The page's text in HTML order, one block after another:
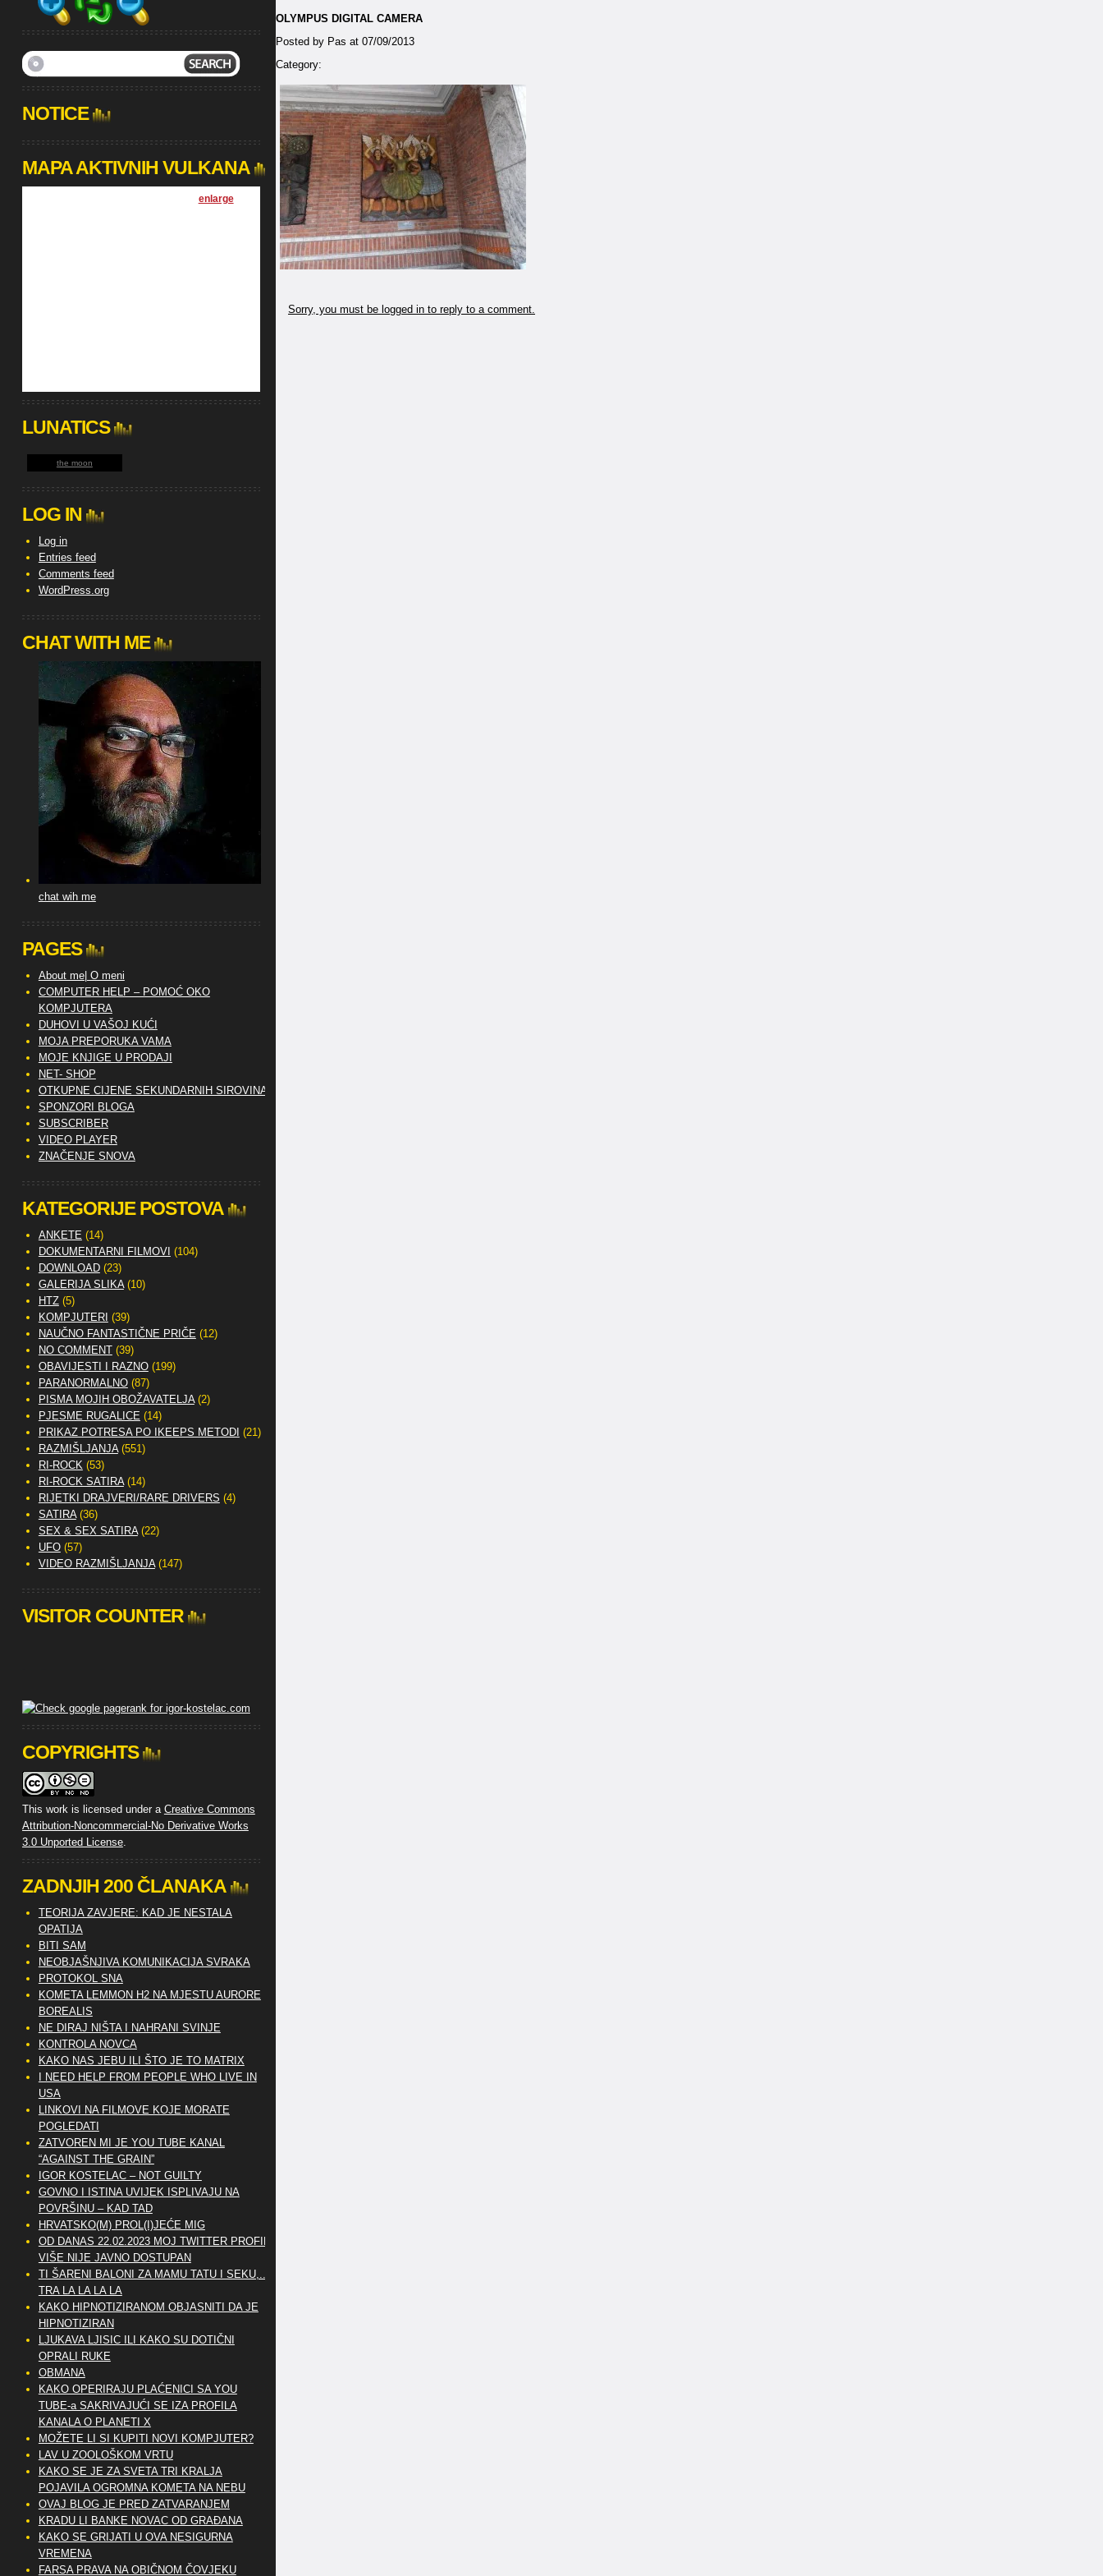
OLYMPUS DIGITAL CAMERA
Posted by Pas at 07/09/2013
Category:
Sorry, you must be logged in to reply to a comment.
NOTICE
MAPA AKTIVNIH VULKANA
enlarge]
LUNATICS
the moon
LOG IN
Log in
Entries feed
Comments feed
WordPress.org
CHAT WITH ME
chat wih me
PAGES
About me| O meni
COMPUTER HELP – POMOĆ OKO
KOMPJUTERA
DUHOVI U VAŠOJ KUĆI
MOJA PREPORUKA VAMA
MOJE KNJIGE U PRODAJI
NET- SHOP
OTKUPNE CIJENE SEKUNDARNIH SIROVINA
SPONZORI BLOGA
SUBSCRIBER
VIDEO PLAYER
ZNAČENJE SNOVA
KATEGORIJE POSTOVA
ANKETE (14)
DOKUMENTARNI FILMOVI (104)
DOWNLOAD(23)
GALERIJA SLIKA(10)
HTZ(5)
KOMPJUTERI (39)
NAUČNO FANTASTIČNE PRIČE (12)
NO COMMENT(39)
OBAVIJESTI I RAZNO(199)
PARANORMALNO(87)
PISMA MOJIH OBOŽAVATELJA(2)
PJESME RUGALICE (14)
PRIKAZ POTRESA PO IKEEPS METODI (21)
RAZMIŠLJANJA(551)
RI-ROCK(53)
RI-ROCK SATIRA(14)
RIJETKI DRAJVERI/RARE DRIVERS (4)
SATIRA(36)
SEX & SEX SATIRA(22)
UFO(57)
VIDEO RAZMIŠLJANJA(147)
VISITOR COUNTER
COPYRIGHTS
This work is licensed under a Creative Commons
Attribution-Noncommercial-No Derivative Works
3.0 Unported License.
ZADNJIH 200 ČLANAKA
TEORIJA ZAVJERE: KAD JE NESTALA
OPATIJA
BITI SAM
NEOBJAŠNJIVA KOMUNIKACIJA SVRAKA
PROTOKOL SNA
KOMETA LEMMON H2 NA MJESTU AURORE
BOREALIS
NE DIRAJ NIŠTA I NAHRANI SVINJE
KONTROLA NOVCA
KAKO NAS JEBU ILI ŠTO JE TO MATRIX
I NEED HELP FROM PEOPLE WHO LIVE IN
USA
LINKOVI NA FILMOVE KOJE MORATE
POGLEDATI
ZATVOREN MI JE YOU TUBE KANAL
“AGAINST THE GRAIN”
IGOR KOSTELAC – NOT GUILTY
GOVNO I ISTINA UVIJEK ISPLIVAJU NA
POVRŠINU – KAD TAD
HRVATSKO(M) PROL(I)JEĆE MIG
OD DANAS 22.02.2023 MOJ TWITTER PROFIL
VIŠE NIJE JAVNO DOSTUPAN
TI ŠARENI BALONI ZA MAMU TATU I SEKU,..
TRA LA LA LA LA
KAKO HIPNOTIZIRANOM OBJASNITI DA JE
HIPNOTIZIRAN
LJUKAVA LJISIC ILI KAKO SU DOTIČNI
OPRALI RUKE
OBMANA
KAKO OPERIRAJU PLAĆENICI SA YOU
TUBE-a SAKRIVAJUĆI SE IZA PROFILA
KANALA O PLANETI X
MOŽETE LI SI KUPITI NOVI KOMPJUTER?
LAV U ZOOLOŠKOM VRTU
KAKO SE JE ZA SVETA TRI KRALJA
POJAVILA OGROMNA KOMETA NA NEBU
OVAJ BLOG JE PRED ZATVARANJEM
KRADU LI BANKE NOVAC OD GRAĐANA
KAKO SE GRIJATI U OVA NESIGURNA
VREMENA
FARSA PRAVA NA OBIČNOM ČOVJEKU